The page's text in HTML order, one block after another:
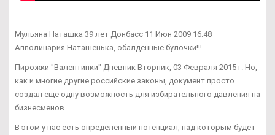
Мульяна Наташка 39 лет Донбасс 11 Июн 2009 16:48
Апполинария Наташенька, обалденные булочки!!!
Пирожки "Валентинки" Дневник Вторник, 03 Февраля 2015 г. Но,
как и многие другие российские законы, документ просто
создал еще одну возможность для избирательного давления на
бизнесменов.
В этом у нас есть определенный потенциал, над которым будет